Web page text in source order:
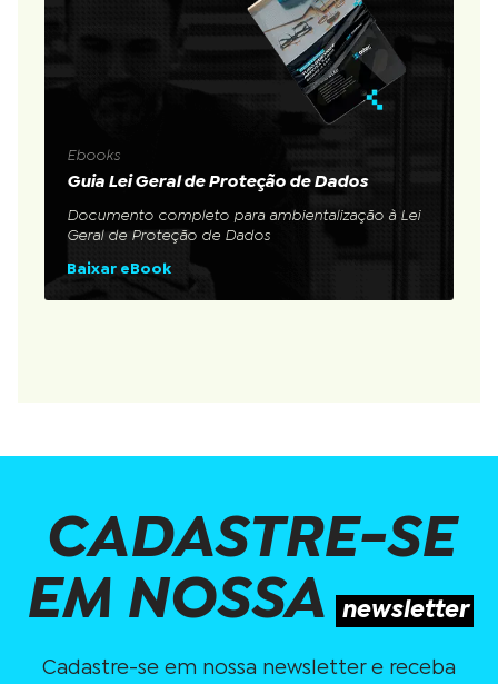
Ebooks
Guia Lei Geral de Proteção de Dados
Documento completo para ambientalização à Lei
Geral de Proteção de Dados
Baixar eBook
CADASTRE-SE
EM NOSSA newsletter
Cadastre-se em nossa newsletter e receba